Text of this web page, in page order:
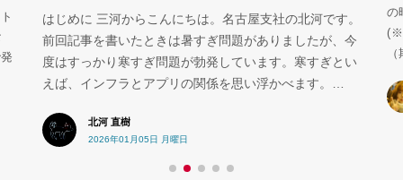
はじめに 三河からこんにちは。名古屋支社の北河です。
前回記事を書いたときは暑すぎ問題がありましたが、今
度はすっかり寒すぎ問題が勃発しています。寒すぎとい
えば、インフラとアプリの関係を思い浮かべます。…
北河 直樹
2026年01月05日 月曜日
の